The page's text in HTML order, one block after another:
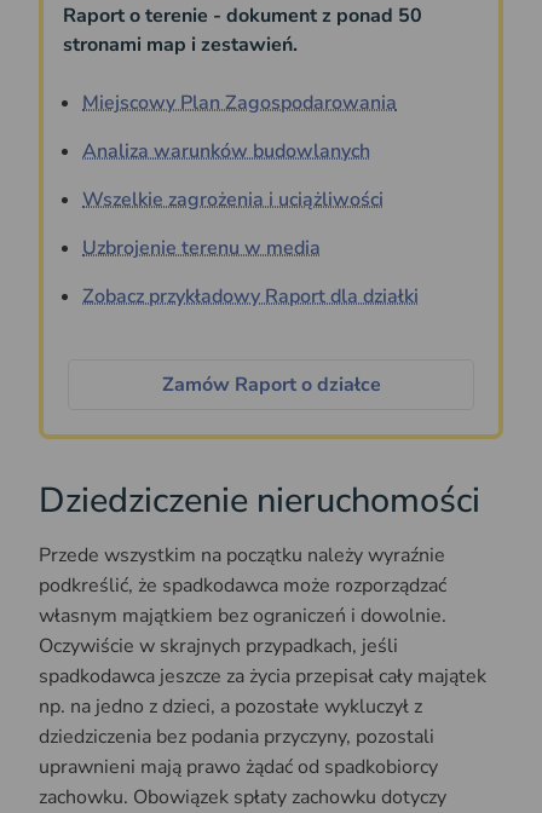
Raport o terenie - dokument z ponad 50
stronami map i zestawień.
Miejscowy Plan Zagospodarowania
Analiza warunków budowlanych
Wszelkie zagrożenia i uciążliwości
Uzbrojenie terenu w media
Zobacz przykładowy Raport dla działki
Zamów Raport o działce
Dziedziczenie nieruchomości
Przede wszystkim na początku należy wyraźnie
podkreślić, że spadkodawca może rozporządzać
własnym majątkiem bez ograniczeń i dowolnie.
Oczywiście w skrajnych przypadkach, jeśli
spadkodawca jeszcze za życia przepisał cały majątek
np. na jedno z dzieci, a pozostałe wykluczył z
dziedziczenia bez podania przyczyny, pozostali
uprawnieni mają prawo żądać od spadkobiorcy
zachowku. Obowiązek spłaty zachowku dotyczy